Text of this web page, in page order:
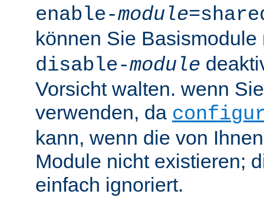
enable-module
können Sie
disable-module
Vorsicht walten. wenn
verwenden, da
kann, wenn die von
Module nicht existieren;
einfach ignoriert.